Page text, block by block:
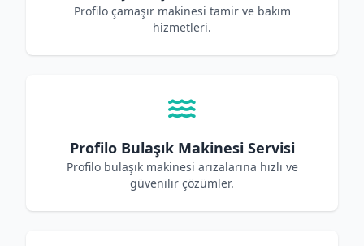
Profilo çamaşır makinesi tamir ve bakım
hizmetleri.
Profilo Bulaşık Makinesi Servisi
Profilo bulaşık makinesi arızalarına hızlı ve
güvenilir çözümler.